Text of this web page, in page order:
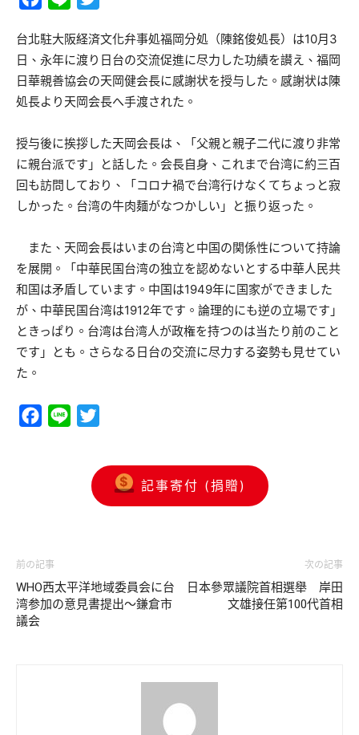
台北駐大阪経済文化弁事処福岡分処（陳銘俊処長）は10月3
日、永年に渡り日台の交流促進に尽力した功績を讃え、福岡
日華親善協会の天岡健会長に感謝状を授与した。感謝状は陳
処長より天岡会長へ手渡された。
授与後に挨拶した天岡会長は、「父親と親子二代に渡り非常
に親台派です」と話した。会長自身、これまで台湾に約三百
回も訪問しており、「コロナ禍で台湾行けなくてちょっと寂
しかった。台湾の牛肉麺がなつかしい」と振り返った。
また、天岡会長はいまの台湾と中国の関係性について持論
を展開。「中華民国台湾の独立を認めないとする中華人民共
和国は矛盾しています。中国は1949年に国家ができました
が、中華民国台湾は1912年です。論理的にも逆の立場です」
ときっぱり。台湾は台湾人が政権を持つのは当たり前のこと
です」とも。さらなる日台の交流に尽力する姿勢も見せてい
た。
Facebook
Line
記事寄付 (捐贈)
前の記事
WHO西太平洋地域委員会に台
湾参加の意見書提出～鎌倉市
議会
次の記事
日本參眾議院首相選舉 岸田
文雄接任第100代首相